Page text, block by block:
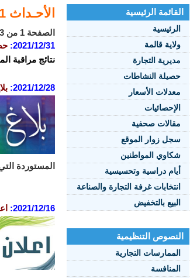
القائمة الرئيسية
الرئيسية
ولاية قالمة
مديرية التجارة
حصيلة النشاطات
معدلات الأسعار
الإحصائيات
مقالات صحفية
سجل زوار الموقع
شكاوي المواطنين
أيام دراسية وتحسيسية
انتخابات غرفة التجارة والصناعة
البيع بالتخفيض
النصوص التنظيمية
الممارسات التجارية
المنافسة
الأحـداث 2021
الصفحة 1 من 3
2021/12/31
:
نتائج مراقبة
2021/12/28
:
المستوردة
2021/12/16
: